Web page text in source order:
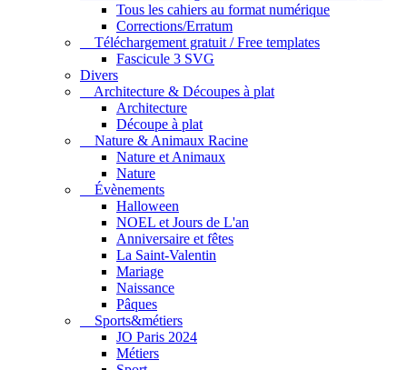
Tous les cahiers au format numérique
Corrections/Erratum
Téléchargement gratuit / Free templates
Fascicule 3 SVG
Divers
Architecture & Découpes à plat
Architecture
Découpe à plat
Nature & Animaux Racine
Nature et Animaux
Nature
Évènements
Halloween
NOEL et Jours de L'an
Anniversaire et fêtes
La Saint-Valentin
Mariage
Naissance
Pâques
Sports&métiers
JO Paris 2024
Métiers